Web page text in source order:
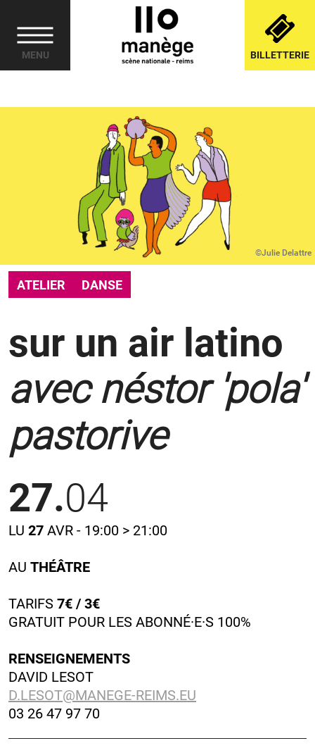
MENU BILLETTERIE
©Julie Delattre
ATELIER DANSE
sur un air latino
avec néstor 'pola'
pastorive
27.04
LU 27 AVR - 19:00 > 21:00
AU THÉÂTRE
TARIFS 7€ / 3€
GRATUIT POUR LES ABONNÉ·E·S 100%
RENSEIGNEMENTS
DAVID LESOT
D.LESOT@MANEGE-REIMS.EU
03 26 47 97 70
Cookies management panel